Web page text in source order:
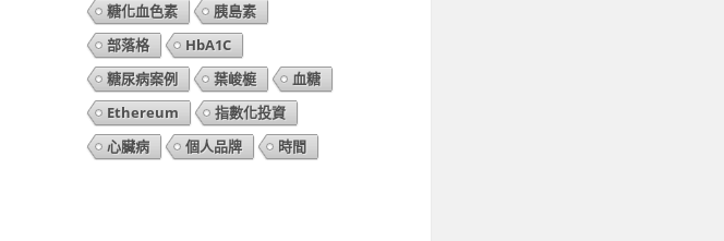
糖化血色素
胰島素
部落格
HbA1C
糖尿病案例
葉峻榳
血糖
Ethereum
指數化投資
心臟病
個人品牌 時間